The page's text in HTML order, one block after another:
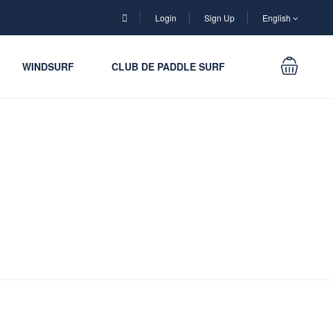
Login Sign Up English
WINDSURF CLUB DE PADDLE SURF